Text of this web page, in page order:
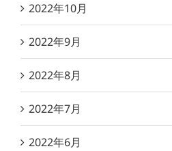
2022年10月
2022年9月
2022年8月
2022年7月
2022年6月